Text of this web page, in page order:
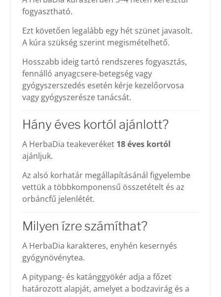
fogyasztható.
Ezt követően legalább egy hét szünet javasolt.
A kúra szükség szerint megismételhető.
Hosszabb ideig tartó rendszeres fogyasztás,
fennálló anyagcsere-betegség vagy
gyógyszerszedés esetén kérje kezelőorvosa
vagy gyógyszerésze tanácsát.
Hány éves kortól ajánlott?
A HerbaDia teakeveréket 18 éves kortól
ajánljuk.
Az alsó korhatár megállapításánál figyelembe
vettük a többkomponensű összetételt és az
orbáncfű jelenlétét.
Milyen ízre számíthat?
A HerbaDia karakteres, enyhén kesernyés
gyógynövénytea.
A pitypang- és katánggyökér adja a főzet
határozott alapját, amelyet a bodzavirág és a